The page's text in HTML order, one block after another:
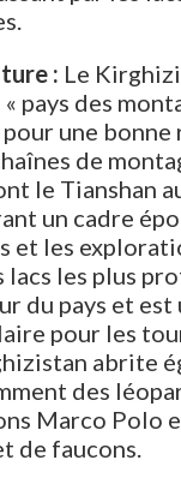
: Le
pays des
une bonne
de
le Tianshan
un cadre
et les
lacs les plus
du pays et est
pour les
abrite
des
Marco Polo
de faucons.